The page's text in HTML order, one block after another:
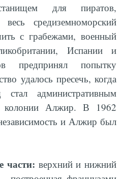
для пиратов,
средиземноморский
с грабежами, военный
Испании и
предпринял попытку
удалось пресечь, когда
административным
колонии Алжир. В 1962
и Алжир был
части: верхний и нижний